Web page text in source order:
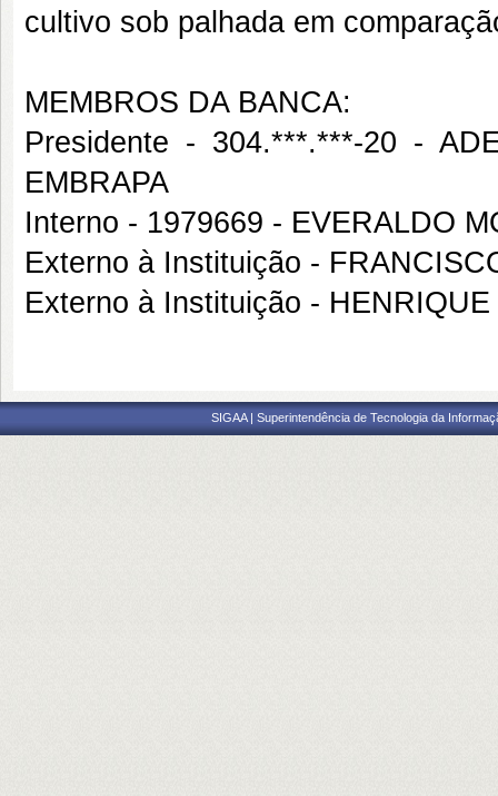
cultivo sob palhada em
MEMBROS DA BANCA:
Presidente - 304.***.***-20 -
EMBRAPA
Interno - 1979669 - EVERALDO
Externo à Instituição -
Externo à Instituição -
SIGAA | Superintendência de Tecnologia da